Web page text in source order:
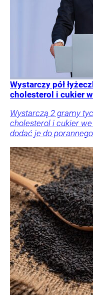
Wystarczy pół
cholesterol i cukier
Wystarczą 2 gramy
cholesterol i cukier
dodać je do